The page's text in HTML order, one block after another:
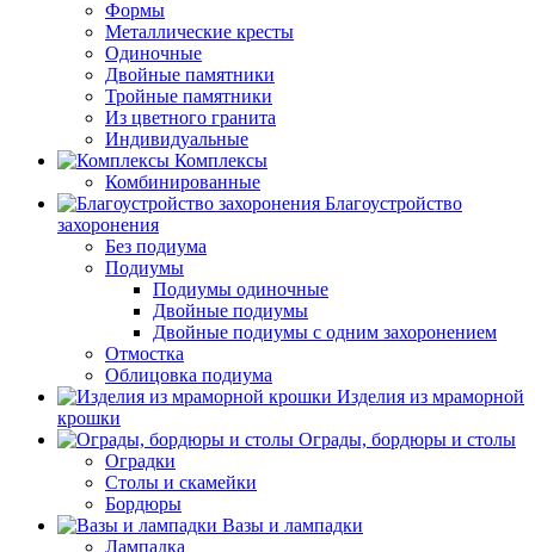
Формы
Металлические кресты
Одиночные
Двойные памятники
Тройные памятники
Из цветного гранита
Индивидуальные
Комплексы
Комбинированные
Благоустройство
захоронения
Без подиума
Подиумы
Подиумы одиночные
Двойные подиумы
Двойные подиумы с одним захоронением
Отмостка
Облицовка подиума
Изделия из мраморной
крошки
Ограды, бордюры и столы
Оградки
Столы и скамейки
Бордюры
Вазы и лампадки
Лампадка